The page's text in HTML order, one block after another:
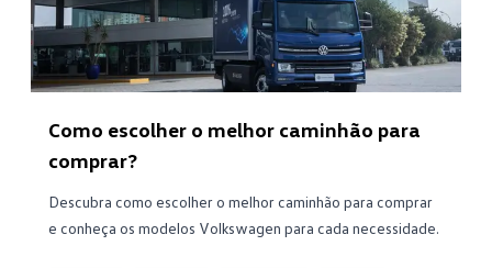
Como escolher o melhor caminhão para
comprar?
Descubra como escolher o melhor caminhão para comprar
e conheça os modelos Volkswagen para cada necessidade.